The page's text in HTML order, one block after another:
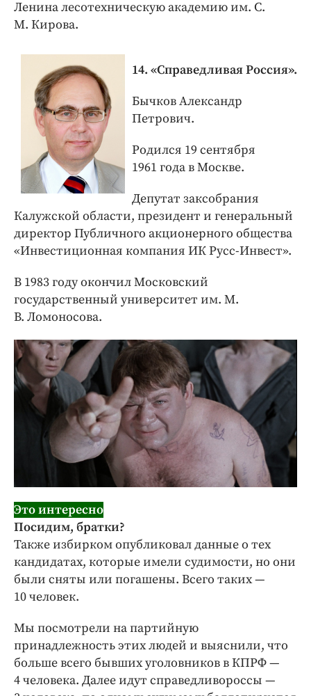
Ленина лесотехническую академию им. С.
М. Кирова.
14. «Справедливая Россия».
Бычков Александр
Петрович.
Родился 19 сентября
1961 года в Москве.
Депутат заксобрания
Калужской области, президент и генеральный
директор Публичного акционерного общества
«Инвестиционная компания ИК Русс-­Инвест».
В 1983 году окончил Московский
государственный университет им. М.
В. Ломоносова.
Это интересно
Посидим, братки?
Также избирком опубликовал данные о тех
кандидатах, которые имели судимости, но они
были сняты или погашены. Всего таких —
10 человек.
Мы посмотрели на партийную
принадлежность этих людей и выяснили, что
больше всего бывших уголовников в КПРФ — ​
4 человека. Далее идут справедливороссы — ​